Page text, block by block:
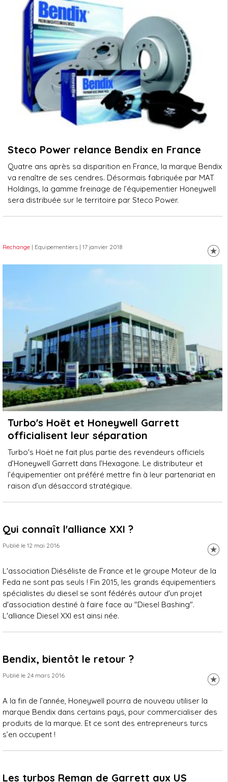
Steco Power relance Bendix en France
Quatre ans après sa disparition en France, la marque Bendix
va renaître de ses cendres. Désormais fabriquée par MAT
Holdings, la gamme freinage de l’équipementier Honeywell
sera distribuée sur le territoire par Steco Power.
Rechange | Equipementiers | 17 janvier 2018
Turbo's Hoët et Honeywell Garrett
officialisent leur séparation
Turbo's Hoët ne fait plus partie des revendeurs officiels
d’Honeywell Garrett dans l’Hexagone. Le distributeur et
l’équipementier ont préféré mettre fin à leur partenariat en
raison d’un désaccord stratégique.
Qui connaît l'alliance XXI ?
Publié le 12 mai 2016
L'association Diéséliste de France et le groupe Moteur de la
Feda ne sont pas seuls ! Fin 2015, les grands équipementiers
spécialistes du diesel se sont fédérés autour d'un projet
d'association destiné à faire face au "Diesel Bashing".
L'alliance Diesel XXI est ainsi née.
Bendix, bientôt le retour ?
Publié le 24 mars 2016
A la fin de l’année, Honeywell pourra de nouveau utiliser la
marque Bendix dans certains pays, pour commercialiser des
produits de la marque. Et ce sont des entrepreneurs turcs
s’en occupent !
Les turbos Reman de Garrett aux US